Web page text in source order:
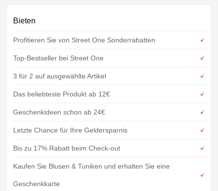
Bieten
Profitieren Sie von Street One Sonderrabatten
Top-Bestseller bei Street One
3 für 2 auf ausgewählte Artikel
Das beliebteste Produkt ab 12€
Geschenkideen schon ab 24€
Letzte Chance für Ihre Geldersparnis
Bis zu 17% Rabatt beim Check-out
Kaufen Sie Blusen & Tuniken und erhalten Sie eine
Geschenkkarte